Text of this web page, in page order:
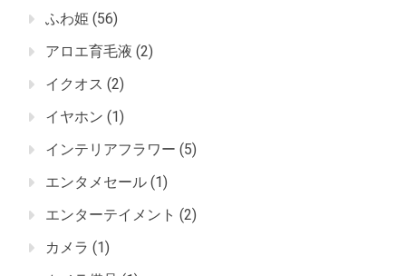
ふわ姫 (56)
アロエ育毛液 (2)
イクオス (2)
イヤホン (1)
インテリアフラワー (5)
エンタメセール (1)
エンターテイメント (2)
カメラ (1)